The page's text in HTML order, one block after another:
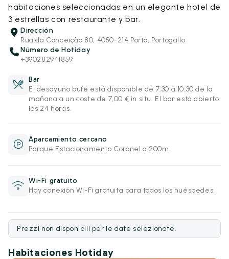
habitaciones seleccionadas en un elegante hotel de
3 estrellas con restaurante y bar.
Dirección
Rua da Conceição 80, 4050-214 Porto, Portogallo
Número de Hotiday
+390282941859
Bar
El desayuno bufé está disponible de 7:30 a 10:30 de la
mañana a un coste de 7,00 € in situ. El bar está abierto
las 24 horas.
Aparcamiento cercano
Parque Estacionamento Coronel a 200m
Wi-Fi gratuito
Hay conexión Wi-Fi gratuita para todos los huéspedes.
Prezzi non disponibili per le date selezionate.
Habitaciones Hotiday